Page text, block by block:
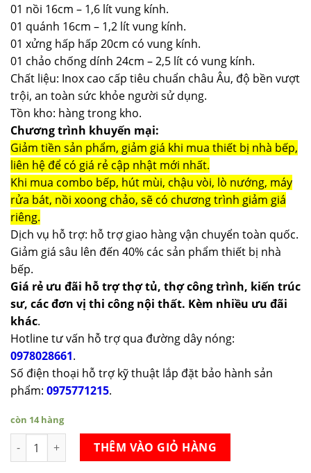
01 nồi 16cm – 1,6 lít vung kính.
01 quánh 16cm – 1,2 lít vung kính.
01 xửng hấp hấp 20cm có vung kính.
01 chảo chống dính 24cm – 2,5 lít có vung kính.
Chất liệu: Inox cao cấp tiêu chuẩn châu Âu, độ bền vượt
trội, an toàn sức khỏe người sử dụng.
Tồn kho: hàng trong kho.
Chương trình khuyến mại:
Giảm tiền sản phẩm, giảm giá khi mua thiết bị nhà bếp,
liên hệ để có giá rẻ cập nhật mới nhất.
Khi mua combo bếp, hút mùi, chậu vòi, lò nướng, máy
rửa bát, nồi xoong chảo, sẽ có chương trình giảm giá
riêng.
Dịch vụ hỗ trợ: hỗ trợ giao hàng vận chuyển toàn quốc.
Giảm giá sâu lên đến 40% các sản phẩm thiết bị nhà
bếp.
Giá rẻ ưu đãi hỗ trợ thợ tủ, thợ công trình, kiến trúc
sư, các đơn vị thi công nội thất. Kèm nhiều ưu đãi
khác.
Hotline tư vấn hỗ trợ qua đường dây nóng:
0978028661.
Số điện thoại hỗ trợ kỹ thuật lắp đặt bảo hành sản
phẩm: 0975771215.
còn 14 hàng
Bộ nồi từ Elo rubin edition số lượng
THÊM VÀO GIỎ HÀNG